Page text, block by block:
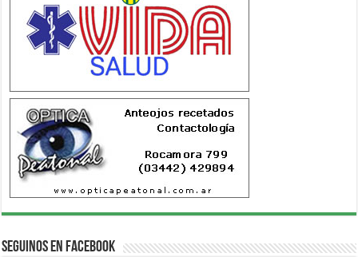
Seguinos en Facebook